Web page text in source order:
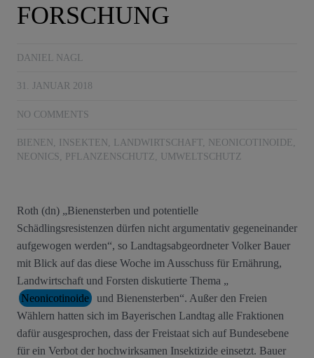
FORSCHUNG
DANIEL NAGL
31. JANUAR 2018
NO COMMENTS
BIENEN , INSEKTEN , LANDWIRTSCHAFT, NEONICOTINOIDE,
NEONICS, PFLANZENSCHUTZ, UMWELTSCHUTZ
Roth (dn) „Bienensterben und potentielle
Schädlingsresistenzen dürfen nicht argumentativ gegeneinander
aufgewogen werden“, so Landtagsabgeordneter Volker Bauer
mit Blick auf das diese Woche im Ausschuss für Ernährung,
Landwirtschaft und Forsten diskutierte Thema „
Neonicotinoide
und Bienensterben“. Außer den Freien
Wählern hatten sich im Bayerischen Landtag alle Fraktionen
dafür ausgesprochen, dass der Freistaat sich auf Bundesebene
für ein Verbot der hochwirksamen Insektizide einsetzt. Bauer